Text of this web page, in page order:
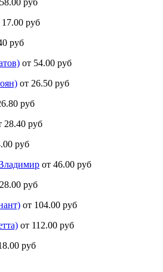
17.00 руб
руб
от 54.00 руб
от 26.50 руб
руб
28.40 руб
руб
от 46.00 руб
руб
от 104.00 руб
от 112.00 руб
руб